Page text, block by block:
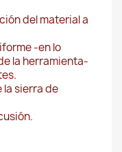
del material a
-en lo
la herramienta-
sierra de